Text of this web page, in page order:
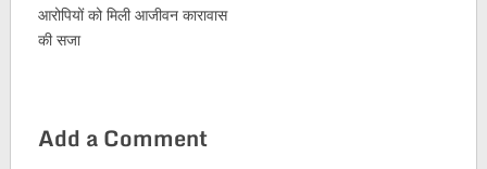
आरोपियों को मिली आजीवन कारावास
की सजा
Add a Comment